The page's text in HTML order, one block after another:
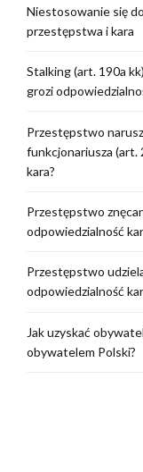
Niestosowanie się
przestępstwa i kara
Stalking (art. 190a
grozi
Przestępstwo
funkcjonariusza (art.
kara?
Przestępstwo
odpowiedzialność
Przestępstwo
odpowiedzialność
Jak uzyskać
obywatelem Polski?